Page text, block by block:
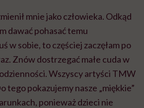
mnie jako człowieka. Odkąd
dawać pohasać temu
w sobie, to częściej zaczęłam po
Znów dostrzegać małe cuda w
Wszyscy artyści TMW
tego pokazujemy nasze „miękkie”
ponieważ dzieci nie